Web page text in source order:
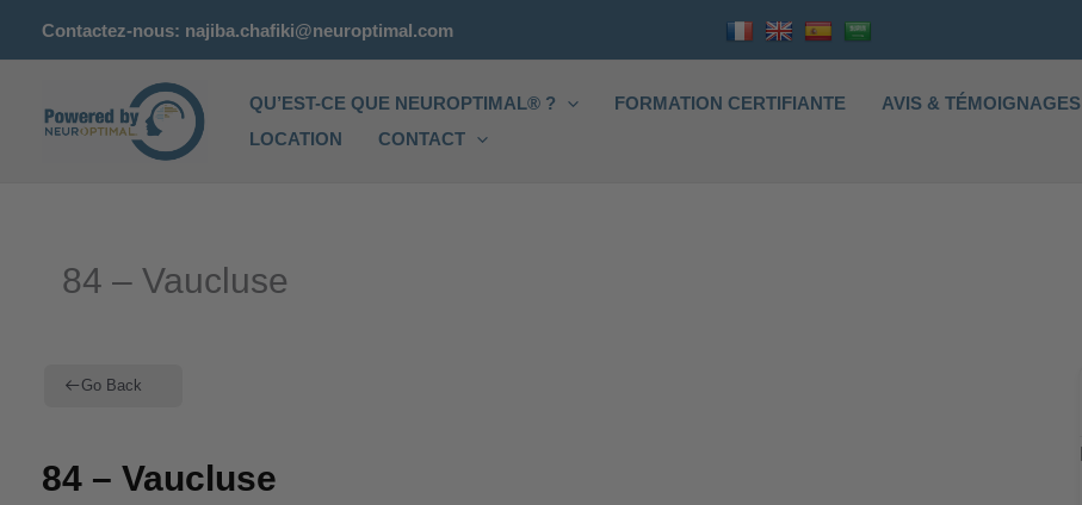
Contactez-nous: najiba.chafiki@neuroptimal.com
QU’EST-CE QUE NEUROPTIMAL® ? FORMATION CERTIFIANTE AVIS & TÉMOIGNAGES
LOCATION
CONTACT
84 – Vaucluse
Go Back
84 – Vaucluse